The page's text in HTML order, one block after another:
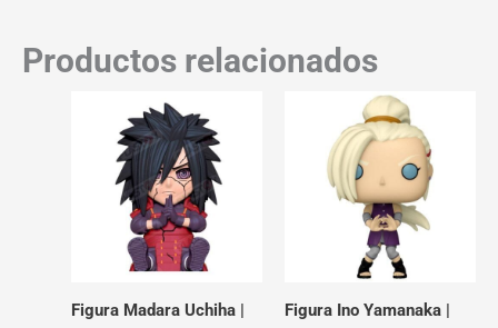
Productos relacionados
Figura Madara Uchiha |
Figura Ino Yamanaka |